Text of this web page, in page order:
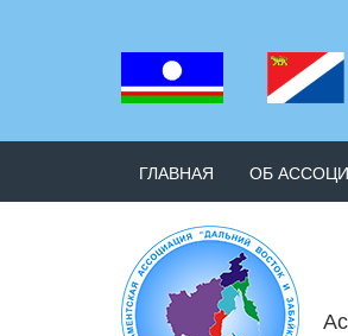
ГЛАВНАЯ ОБ